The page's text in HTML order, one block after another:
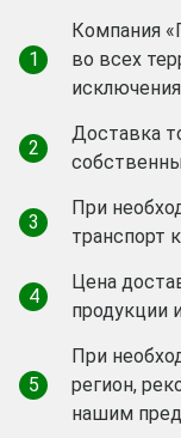
1
Компания
во всех
2
Доставка
3
При
транспорт
4
Цена
продукции
5
При
регион,
нашим